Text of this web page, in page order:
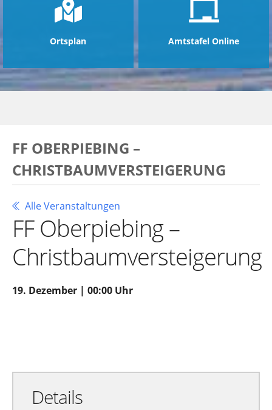
Ortsplan Amtstafel Online
FF OBERPIEBING –
CHRISTBAUMVERSTEIGERUNG
Alle Veranstaltungen
FF Oberpiebing –
Christbaumversteigerung
19. Dezember | 00:00 Uhr
Details